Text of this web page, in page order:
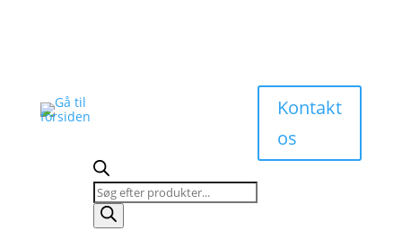
Products
search
Kontakt
os